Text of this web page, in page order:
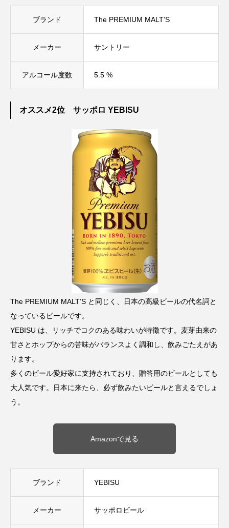
ブランド The PREMIUM MALT’S
メーカー サントリー
アルコール度数 5.5 %
オススメ2位 サッポロ YEBISU
The PREMIUM MALT’S と同じく、日本の高級ビールの代名詞と
なっているビールです。
YEBISU は、リッチでコクのある味わいが特徴です。麦芽由来の
甘さとホップからの苦味がバランスよく調和し、飲みごたえがあ
ります。
多くのビール愛好家に支持されており、贈答用のビールとしても
大人気です。日本に来たら、必ず飲みたいビールと言えるでしょ
う。
Amazonで見る
ブランド YEBISU
メーカー サッポロビール